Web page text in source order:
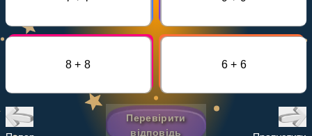
НАВЧАЛЬНИЙ ПЛАН
8 + 8 6 + 6
Перевірити
відповідь